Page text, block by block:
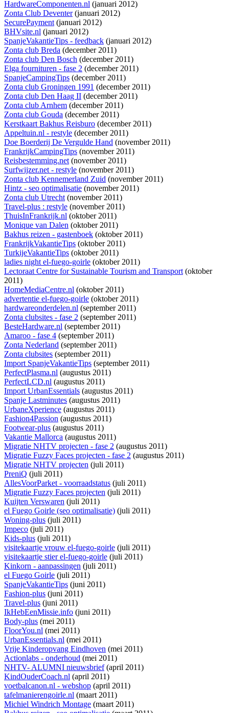
HardwareComponenten.nl (januari 2012)
Zonta Club Deventer(januari 2012)
SecurePayment(januari 2012)
BHVsite.nl (januari 2012)
SpanjeVakantieTips - feedback (januari 2012)
Zonta club Breda (december 2011)
Zonta club Den Bosch (december 2011)
Elga fournituren - fase 2 (december 2011)
SpanjeCampingTips (december 2011)
Zonta club Groningen 1991 (december 2011)
Zonta club Den Haag II (december 2011)
Zonta club Arnhem (december 2011)
Zonta club Gouda (december 2011)
Kerstkaart Bakhus Reisburo (december 2011)
Appeltuin.nl - restyle (december 2011)
Doe Boerderij De Vergulde Hand (november 2011)
FrankrijkCampingTips (november 2011)
Reisbestemming.net(november 2011)
Surfwijzer.net - restyle (november 2011)
Zonta club Kennemerland Zuid (november 2011)
Hintz - seo optimalisatie (november 2011)
Zonta club Utrecht(november 2011)
Travel-plus : restyle (november 2011)
ThuisInFrankrijk.nl (oktober 2011)
Monique van Dalen (oktober 2011)
Bakhus reizen - gastenboek (oktober 2011)
FrankrijkVakantieTips (oktober 2011)
TurkijeVakantieTips (oktober 2011)
ladies night el-fuego-goirle (oktober 2011)
Lectoraat Centre for Sustainable Tourism and Transport(oktober
2011)
HomeMediaCentre.nl (oktober 2011)
advertentie el-fuego-goirle (oktober 2011)
hardwareonderdelen.nl (september 2011)
Zonta clubsites - fase 2 (september 2011)
BesteHardware.nl (september 2011)
Amaroo - fase 4 (september 2011)
Zonta Nederland (september 2011)
Zonta clubsites (september 2011)
Import SpanjeVakantieTips (september 2011)
PerfectPlasma.nl (augustus 2011)
PerfectLCD.nl (augustus 2011)
Import UrbanEssentials (augustus 2011)
Spanje Lastminutes (augustus 2011)
UrbaneXperience (augustus 2011)
Fashion4Passion (augustus 2011)
Footwear-plus (augustus 2011)
Vakantie Mallorca (augustus 2011)
Migratie NHTV projecten - fase 2 (augustus 2011)
Migratie Fuzzy Faces projecten - fase 2 (augustus 2011)
Migratie NHTV projecten (juli 2011)
PreniQ (juli 2011)
AllesVoorParket - voorraadstatus (juli 2011)
Migratie Fuzzy Faces projecten (juli 2011)
Kuijten Verswaren (juli 2011)
el Fuego Goirle (seo optimalisatie) (juli 2011)
Woning-plus (juli 2011)
Impeco (juli 2011)
Kids-plus (juli 2011)
visitekaartje vrouw el-fuego-goirle (juli 2011)
visitekaartje stier el-fuego-goirle (juli 2011)
Kinkorn - aanpassingen (juli 2011)
el Fuego Goirle (juli 2011)
SpanjeVakantieTips (juni 2011)
Fashion-plus (juni 2011)
Travel-plus (juni 2011)
IkHebEenMissie.info (juni 2011)
Body-plus (mei 2011)
FloorYou.nl (mei 2011)
UrbanEssentials.nl (mei 2011)
Vrije Kinderopvang Eindhoven (mei 2011)
Actionlabs - onderhoud (mei 2011)
NHTV- ALUMNI nieuwsbrief(april 2011)
KindOuderCoach.nl (april 2011)
voetbalcanon.nl - webshop (april 2011)
tafelmanierengoirle.nl (maart 2011)
Michiel Windrich Montage (maart 2011)